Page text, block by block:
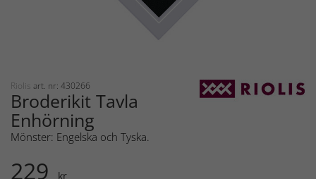
Riolis art. nr: 430266
Broderikit Tavla
Enhörning
Mönster: Engelska och Tyska.
229 kr